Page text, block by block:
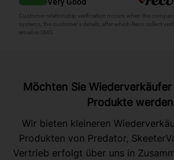
Möchten Sie
Produkte
Wir bieten kleineren
Produkten von Predator,
Vertrieb erfolgt über uns in